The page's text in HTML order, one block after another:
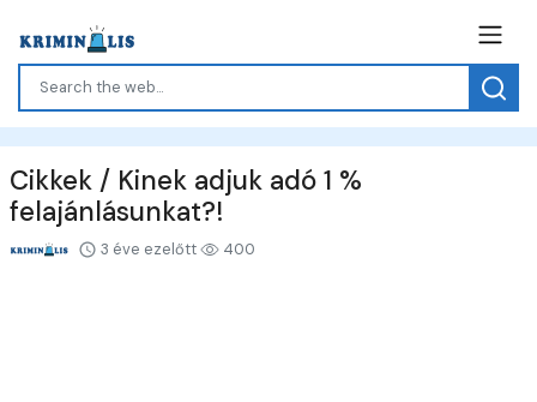
Cikkek / Kinek adjuk adó 1 %
felajánlásunkat?!
3 éve ezelőtt 400